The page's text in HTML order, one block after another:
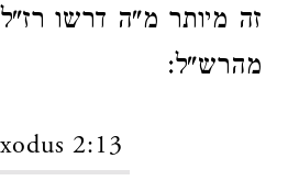
זה מיותר מ"ה דרשו
מהרש"ל:
2:13